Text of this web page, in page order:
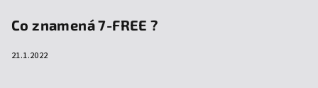
Co znamená 7-FREE ?
21.1.2022